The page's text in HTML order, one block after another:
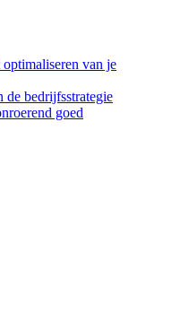
van je
de bedrijfsstrategie
goed